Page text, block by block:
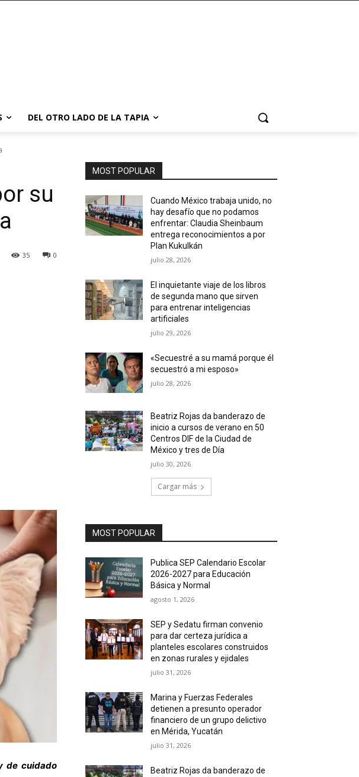
DEL OTRO LADO DE LA TAPIA
su
0
35
de cuidado
MOST POPULAR
Cuando México trabaja unido, no
hay desafío que no podamos
enfrentar: Claudia Sheinbaum
entrega reconocimientos a por
Plan Kukulkán
julio 28, 2026
El inquietante viaje de los libros
de segunda mano que sirven
para entrenar inteligencias
artificiales
julio 29, 2026
«Secuestré a su mamá porque él
secuestró a mi esposo»
julio 28, 2026
Beatriz Rojas da banderazo de
inicio a cursos de verano en 50
Centros DIF de la Ciudad de
México y tres de Día
julio 30, 2026
Cargar más
MOST POPULAR
Publica SEP Calendario Escolar
2026-2027 para Educación
Básica y Normal
agosto 1, 2026
SEP y Sedatu firman convenio
para dar certeza jurídica a
planteles escolares construidos
en zonas rurales y ejidales
julio 31, 2026
Marina y Fuerzas Federales
detienen a presunto operador
financiero de un grupo delictivo
en Mérida, Yucatán
julio 31, 2026
Beatriz Rojas da banderazo de